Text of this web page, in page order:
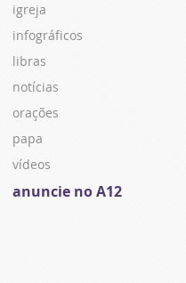
igreja
infográficos
libras
notícias
orações
papa
vídeos
anuncie no A12